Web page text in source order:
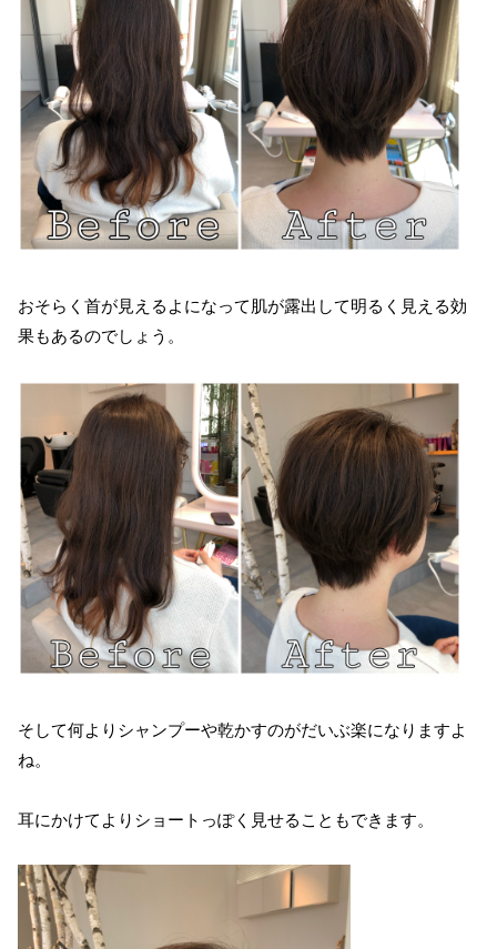
おそらく首が見えるよになって肌が露出して明るく見える効
果もあるのでしょう。
そして何よりシャンプーや乾かすのがだいぶ楽になりますよ
ね。
耳にかけてよりショートっぽく見せることもできます。